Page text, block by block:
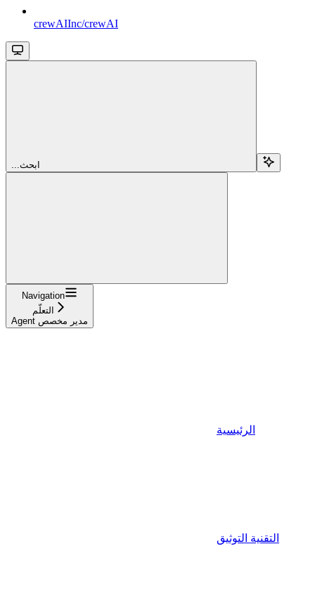
crewAIInc/crewAI
...ابحث
Navigation
التعلّم
Agent مدير مخصص
الرئيسية
التقنية التوثيق